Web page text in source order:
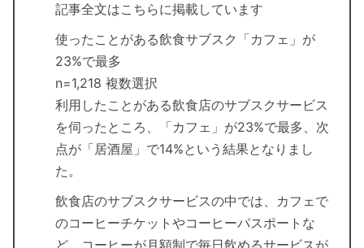
記事全文はこちらに掲載しています
使ったことがある飲食サブスク「カフェ」が
23%で最多
n=1,218 複数選択
利用したことがある飲食店のサブスクサービス
を伺ったところ、「カフェ」が23%で最多、次
点が「居酒屋」で14%という結果となりまし
た。
飲食店のサブスクサービスの中では、カフェで
のコーヒーチケットやコーヒーパスポートな